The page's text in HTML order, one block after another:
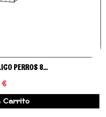
PERROS 8...
Carrito